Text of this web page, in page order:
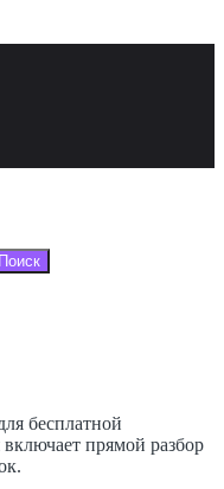
бесплатной
прямой разбор